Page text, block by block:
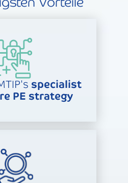
specialist
PE strategy